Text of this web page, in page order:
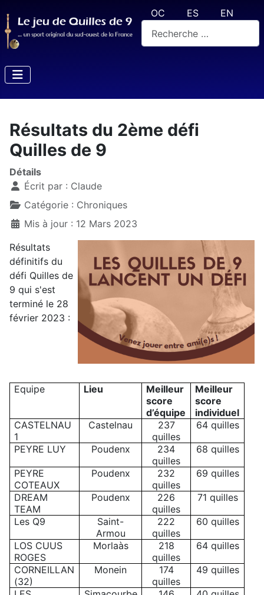
Sélectionnez votre langue
OC ES
EN
Résultats du 2ème défi
Quilles de 9
Détails
Écrit par : Claude
Catégorie : Chroniques
Mis à jour : 12 Mars 2023
Résultats
définitifs du
défi Quilles de
9 qui s'est
terminé le 28
février 2023 :
Equipe Lieu
Meilleur
score
d’équipe
Meilleur
score
individuel
CASTELNAU
1
Castelnau
237
quilles
64 quilles
PEYRE LUY Poudenx
234
quilles
68 quilles
PEYRE
COTEAUX
Poudenx
232
quilles
69 quilles
DREAM
TEAM
Poudenx
226
quilles
71 quilles
Les Q9
Saint-
Armou
222
quilles
60 quilles
LOS CUUS
ROGES
Morlaàs
218
quilles
64 quilles
CORNEILLAN
(32)
Monein
174
quilles
49 quilles